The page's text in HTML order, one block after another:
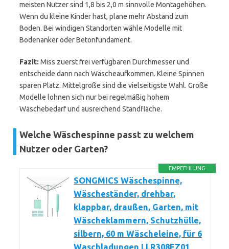
meisten Nutzer sind 1,8 bis 2,0 m sinnvolle Montagehöhen.
Wenn du kleine Kinder hast, plane mehr Abstand zum
Boden. Bei windigen Standorten wähle Modelle mit
Bodenanker oder Betonfundament.
Fazit: Miss zuerst frei verfügbaren Durchmesser und
entscheide dann nach Wäscheaufkommen. Kleine Spinnen
sparen Platz. Mittelgroße sind die vielseitigste Wahl. Große
Modelle lohnen sich nur bei regelmäßig hohem
Wäschebedarf und ausreichend Standfläche.
Welche Wäschespinne passt zu welchem
Nutzer oder Garten?
EMPFEHLUNG
SONGMICS Wäschespinne,
Wäscheständer, drehbar,
klappbar, draußen, Garten, mit
Wäscheklammern, Schutzhülle,
silbern, 60 m Wäscheleine, für 6
Waschladungen LLR308EZ01